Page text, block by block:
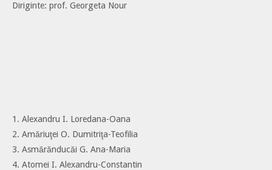
Diriginte: prof. Georgeta Nour
1. Alexandru I. Loredana-Oana
2. Amăriuţei O. Dumitriţa-Teofilia
3. Asmărănducăi G. Ana-Maria
4. Atomei I. Alexandru-Constantin